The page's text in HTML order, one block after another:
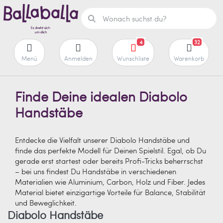
Menü Anmelden
4
Wunschliste
32
Warenkorb
Finde Deine idealen Diabolo
Handstäbe
Entdecke die Vielfalt unserer Diabolo Handstäbe und
finde das perfekte Modell für Deinen Spielstil. Egal, ob Du
gerade erst startest oder bereits Profi-Tricks beherrschst
– bei uns findest Du Handstäbe in verschiedenen
Materialien wie Aluminium, Carbon, Holz und Fiber. Jedes
Material bietet einzigartige Vorteile für Balance, Stabilität
und Beweglichkeit.
Diabolo Handstäbe